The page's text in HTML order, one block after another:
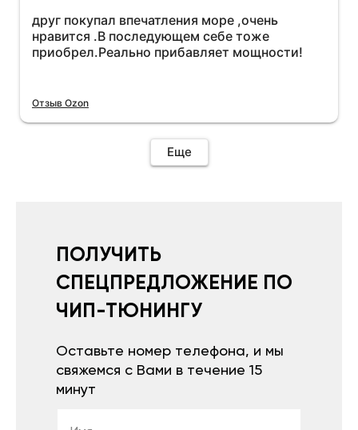
более энергичный расход не
увеличился.Всем рекомендую к покупке.
друг покупал впечатления море ,очень
нравится .В последующем себе тоже
приобрел.Реально прибавляет мощности!
Отзыв Ozon
Еще
ПОЛУЧИТЬ
СПЕЦПРЕДЛОЖЕНИЕ ПО
ЧИП-ТЮНИНГУ
Оставьте номер телефона, и мы
свяжемся с Вами в течение 15
минут